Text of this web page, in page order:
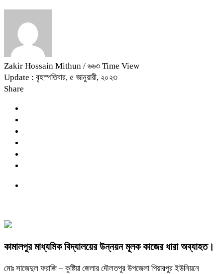
Zakir Hossain Mithun / ৬৬৩ Time View
Update : বৃহস্পতিবার, ৫ জানুয়ারী, ২০২৩
Share
কামালপুর মাধ্যমিক বিদ্যালয়ের উন্নয়ন মূলক কাজের ধারা অব্যাহত।
মোঃ সাজেদুল ফরাজি – কুষ্টিয়া জেলার দৌলতপুর উপজেলা পিয়ারপুর ইউনিয়নে